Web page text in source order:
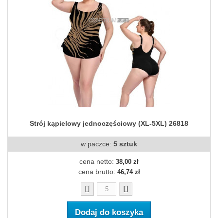
Strój kąpielowy jednoczęściowy (XL-5XL) 26818
w paczce: 5 sztuk
cena netto: 38,00 zł
cena brutto: 46,74 zł
Dodaj do koszyka